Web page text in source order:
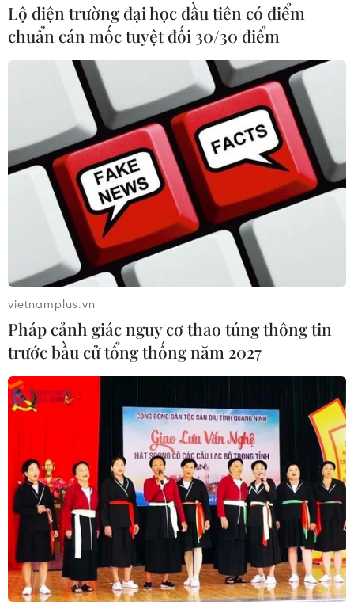
TIN CÙNG CHUYÊN MỤC
Trí tuệ nhân tạo tạo virus mới tiêu
Lộ diện trường đại học đầu tiên có điểm
chuẩn cán mốc tuyệt đối 30/30 điểm
vietnamplus.vn
Pháp cảnh giác nguy cơ thao túng thông tin
trước bầu cử tổng thống năm 2027